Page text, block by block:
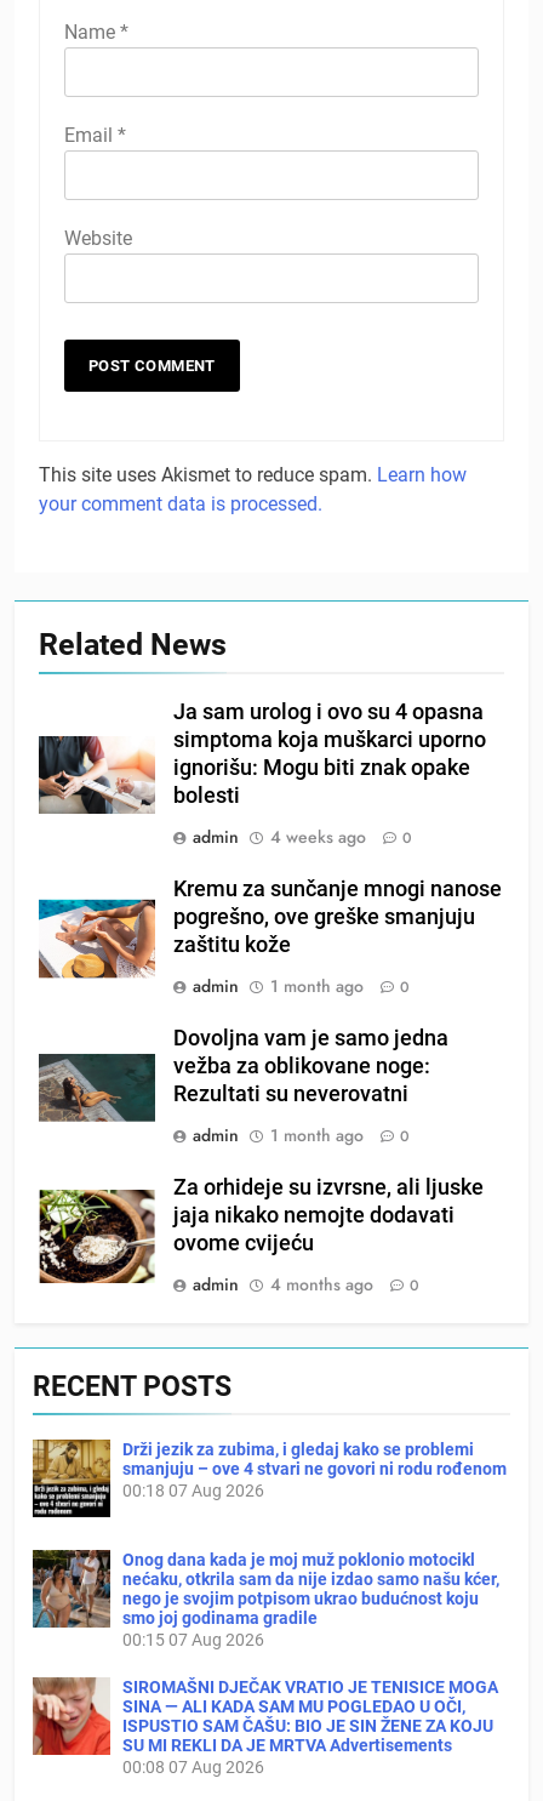
Name *
Email *
Website
This site uses Akismet to reduce spam. Learn how
your comment data is processed.
Related News
Ja sam urolog i ovo su 4 opasna
simptoma koja muškarci uporno
ignorišu: Mogu biti znak opake
bolesti
admin
4 weeks ago 0
Kremu za sunčanje mnogi nanose
pogrešno, ove greške smanjuju
zaštitu kože
admin
1 month ago 0
Dovoljna vam je samo jedna
vežba za oblikovane noge:
Rezultati su neverovatni
admin
1 month ago 0
Za orhideje su izvrsne, ali ljuske
jaja nikako nemojte dodavati
ovome cvijeću
admin
4 months ago 0
RECENT POSTS
Drži jezik za zubima, i gledaj kako se problemi
smanjuju – ove 4 stvari ne govori ni rodu rođenom
00:18 07 Aug 2026
Onog dana kada je moj muž poklonio motocikl
nećaku, otkrila sam da nije izdao samo našu kćer,
nego je svojim potpisom ukrao budućnost koju
smo joj godinama gradile
00:1507 Aug 2026
SIROMAŠNI DJEČAK VRATIO JE TENISICE MOGA
SINA — ALI KADA SAM MU POGLEDAO U OČI,
ISPUSTIO SAM ČAŠU: BIO JE SIN ŽENE ZA KOJU
SU MI REKLI DA JE MRTVA Advertisements
00:08 07 Aug 2026